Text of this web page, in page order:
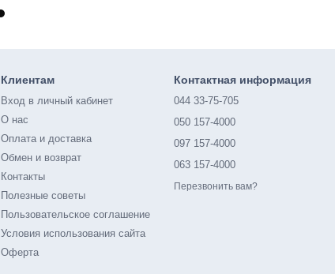
Клиентам
Вход в личный кабинет
О нас
Оплата и доставка
Обмен и возврат
Контакты
Полезные советы
Пользовательское соглашение
Условия использования сайта
Оферта
Контактная информация
044 33-75-705
050 157-4000
097 157-4000
063 157-4000
Перезвонить вам?